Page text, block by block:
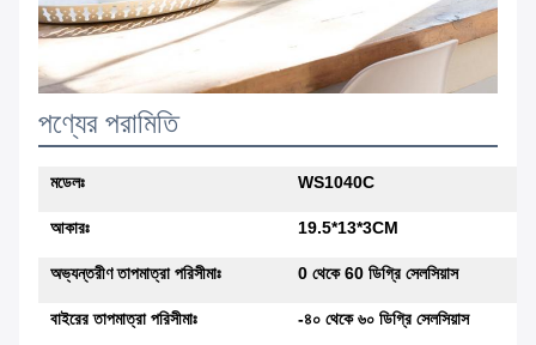
পণ্যের পরামিতি
মডেলঃ WS1040C
আকারঃ 19.5*13*3CM
অভ্যন্তরীণ তাপমাত্রা পরিসীমাঃ 0 থেকে 60 ডিগ্রি সেলসিয়াস
বাইরের তাপমাত্রা পরিসীমাঃ -৪০ থেকে ৬০ ডিগ্রি সেলসিয়াস